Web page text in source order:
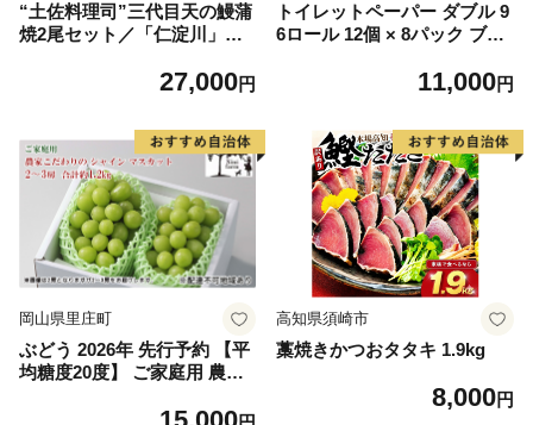
“土佐料理司”三代目天の鰻蒲
焼2尾セット／「仁淀川」水
殖 国産・高知県産〈高知市共
27,000円
トイレットペーパー ダブル 9
6ロール 12個 × 8パック ブラ
用品 消耗品 無香料 生活用品
11,000円
岡山県里庄町
ぶどう 2026年 先行予約 【平
均糖度20度】 ご家庭用 農家
ット 2～3房 合計約1.2kg ブ
高知県須崎市
藁焼きかつおタタキ 1.9kg
8,000円